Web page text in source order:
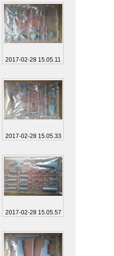
2017-02-28 15.05.11
2017-02-28 15.05.33
2017-02-28 15.05.57